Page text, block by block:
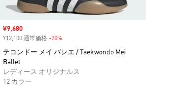
セール価格
¥9,680
¥12,100 通常価格 -20%割引
テコンドー メイ バレエ / Taekwondo Mei
Ballet
レディース オリジナルス
12 カラー